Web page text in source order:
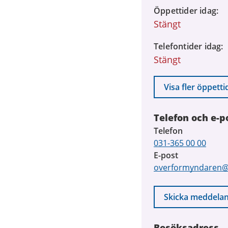
9
augusti
Öppettider idag
Stängt
Telefontider idag
Stängt
Visa fler
Telefon och e-
Telefon
031-365 00 00
E-post
Skicka